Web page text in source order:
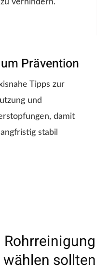
verhindern.
Prävention
Tipps zur
und
damit
stabil
sollten